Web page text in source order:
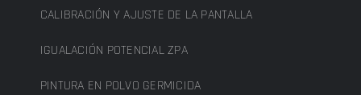
CALIBRACIÓN Y AJUSTE DE LA PANTALLA
IGUALACIÓN POTENCIAL ZPA
PINTURA EN POLVO GERMICIDA